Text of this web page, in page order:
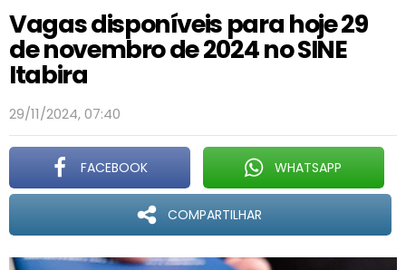
Vagas disponíveis para hoje 29
de novembro de 2024 no SINE
Itabira
29/11/2024, 07:40
FACEBOOK WHATSAPP
COMPARTILHAR